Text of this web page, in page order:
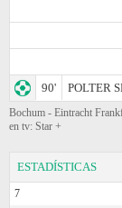
90'
POLTER
Bochum - Eintracht
en tv: Star +
ESTADÍSTICAS
7